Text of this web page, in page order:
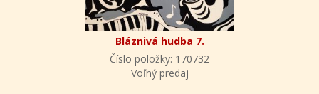
Bláznivá hudba 7.
Číslo položky: 170732
Voľný predaj